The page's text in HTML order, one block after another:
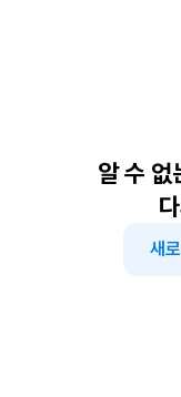
알 수 없
새